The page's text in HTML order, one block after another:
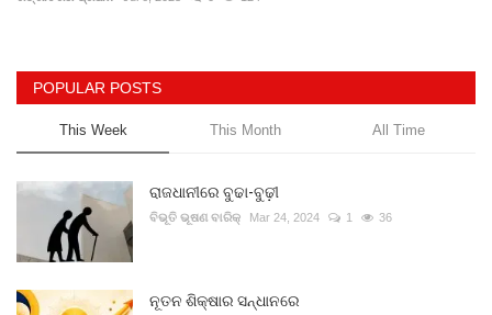
ଆଜିର ଖବର
ସଂସ୍କୃତି
POPULAR POSTS
This Week This Month All Time
ରାଜଧାନୀରେ ବୁଢା-ବୁଢ଼ୀ
ବିଭୂତି ଭୂଷଣ ବାରିକ୍ Mar 24, 2024 1 36
ନୂତନ ଶିକ୍ଷାର ସନ୍ଧାନରେ